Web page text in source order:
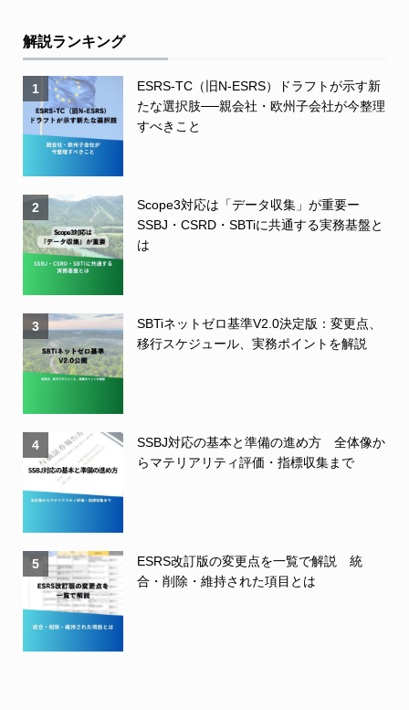
解説ランキング
1
ESRS-TC（旧N-ESRS）ドラフトが示す新
たな選択肢──親会社・欧州子会社が今整理
すべきこと
2
Scope3対応は「データ収集」が重要ー
SSBJ・CSRD・SBTiに共通する実務基盤と
は
3
SBTiネットゼロ基準V2.0決定版：変更点、
移行スケジュール、実務ポイントを解説
4
SSBJ対応の基本と準備の進め方 全体像か
らマテリアリティ評価・指標収集まで
5
ESRS改訂版の変更点を一覧で解説 統
合・削除・維持された項目とは